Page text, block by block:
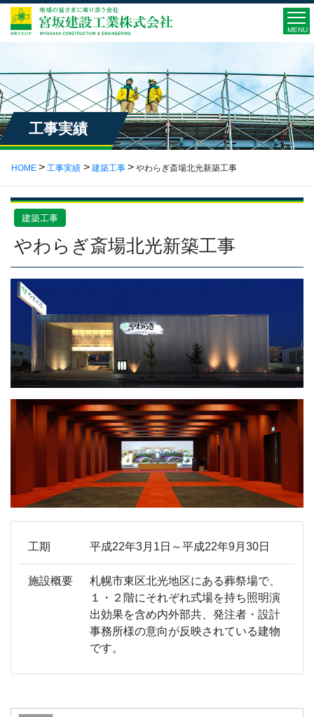
MENU
工事実績
HOME 工事実績 建築工事 やわらぎ斎場北光新築工事
建築工事
やわらぎ斎場北光新築工事
工期 平成22年3月1日～平成22年9月30日
施設概要
札幌市東区北光地区にある葬祭場で、
１・２階にそれぞれ式場を持ち照明演
出効果を含め内外部共、発注者・設計
事務所様の意向が反映されている建物
です。